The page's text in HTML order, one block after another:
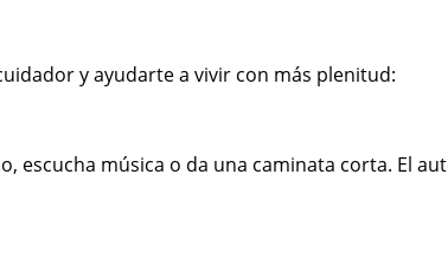
y ayudarte a vivir con más plenitud:
escucha música o da una caminata corta. El